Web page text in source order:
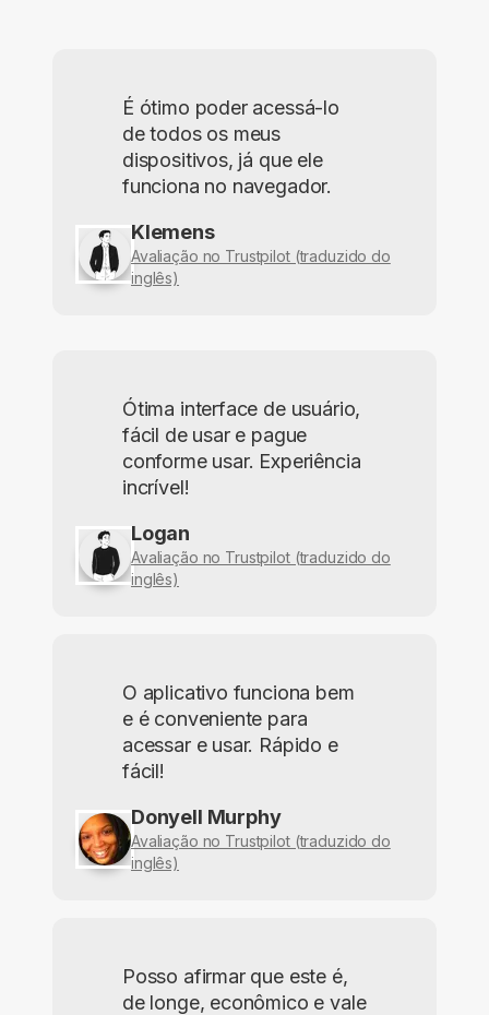
É ótimo poder acessá-lo
de todos os meus
dispositivos, já que ele
funciona no navegador.
Klemens
Avaliação no Trustpilot (traduzido do
inglês)
Ótima interface de usuário,
fácil de usar e pague
conforme usar. Experiência
incrível!
Logan
Avaliação no Trustpilot (traduzido do
inglês)
O aplicativo funciona bem
e é conveniente para
acessar e usar. Rápido e
fácil!
Donyell Murphy
Avaliação no Trustpilot (traduzido do
inglês)
Posso afirmar que este é,
de longe, econômico e vale